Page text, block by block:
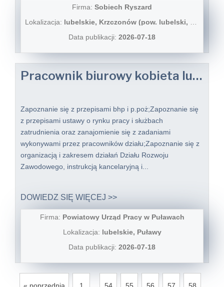
Firma: Sobiech Ryszard
Lokalizacja: lubelskie, Krzczonów (pow. lubelski, gm. Krzczonów), Krzczonów
Data publikacji: 2026-07-18
Pracownik biurowy kobieta lub mężczyzna
Zapoznanie się z przepisami bhp i p.poż;Zapoznanie się
z przepisami ustawy o rynku pracy i służbach
zatrudnienia oraz zanajomienie się z zadaniami
wykonywami przez pracowników działu;Zapoznanie się z
organizacją i zakresem działań Działu Rozwoju
Zawodowego, instrukcją kancelaryjną i...
DOWIEDZ SIĘ WIĘCEJ >>
Firma: Powiatowy Urząd Pracy w Puławach
Lokalizacja: lubelskie, Puławy
Data publikacji: 2026-07-18